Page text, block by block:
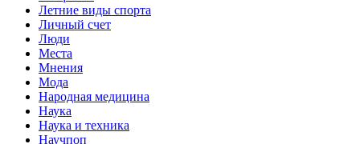
Летние виды спорта
Личный счет
Люди
Места
Мнения
Мода
Народная медицина
Наука
Наука и техника
Научпоп